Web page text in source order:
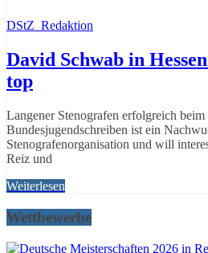
DStZ_Redaktion
David Schwab in
top
Langener Stenografen erfolgreich
Bundesjugendschreiben ist ein
Stenografenorganisation und will
Reiz und
Weiterlesen
Wettbewerbe